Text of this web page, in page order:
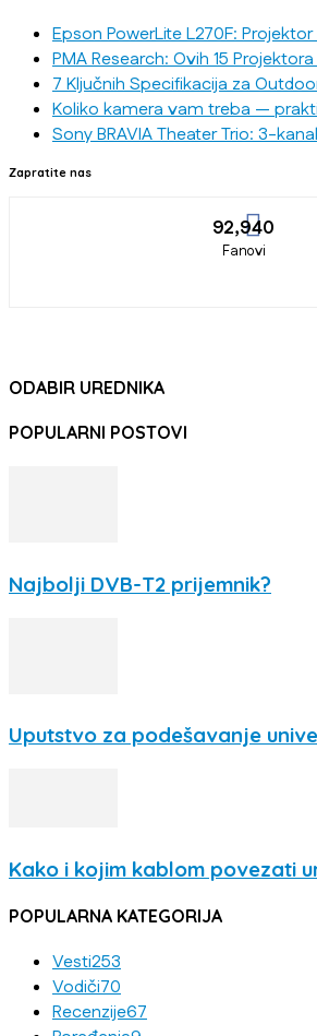
Epson PowerLite L270F:
PMA Research: Ovih 15
7 Ključnih Specifikacija za
Koliko kamera vam treba —
Sony BRAVIA Theater Trio: 3-
Zapratite nas
92,940
Fanovi
ODABIR UREDNIKA
POPULARNI POSTOVI
Najbolji DVB-T2 prijemnik?
Uputstvo za podešavanje
Kako i kojim kablom povezati
POPULARNA KATEGORIJA
Vesti253
Vodiči70
Recenzije67